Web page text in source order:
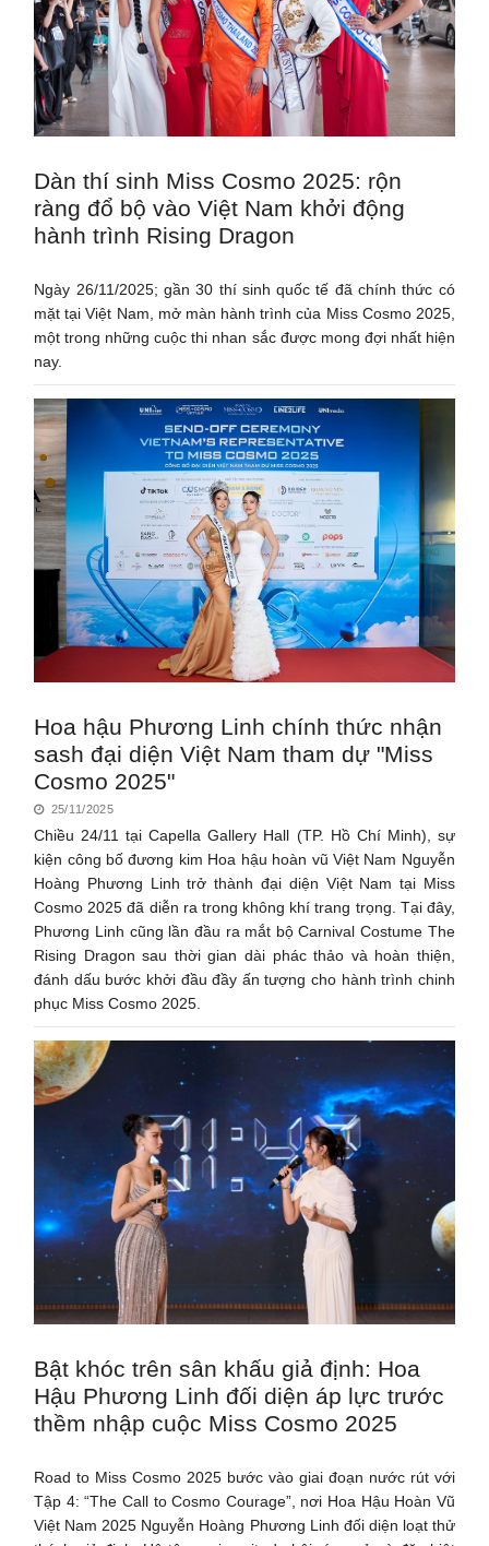
Dàn thí sinh Miss Cosmo 2025: rộn
ràng đổ bộ vào Việt Nam khởi động
hành trình Rising Dragon
Ngày 26/11/2025; gần 30 thí sinh quốc tế đã chính thức có
mặt tại Việt Nam, mở màn hành trình của Miss Cosmo 2025,
một trong những cuộc thi nhan sắc được mong đợi nhất hiện
nay.
Hoa hậu Phương Linh chính thức nhận
sash đại diện Việt Nam tham dự "Miss
Cosmo 2025"
25/11/2025
Chiều 24/11 tại Capella Gallery Hall (TP. Hồ Chí Minh), sự
kiện công bố đương kim Hoa hậu hoàn vũ Việt Nam Nguyễn
Hoàng Phương Linh trở thành đại diện Việt Nam tại Miss
Cosmo 2025 đã diễn ra trong không khí trang trọng. Tại đây,
Phương Linh cũng lần đầu ra mắt bộ Carnival Costume The
Rising Dragon sau thời gian dài phác thảo và hoàn thiện,
đánh dấu bước khởi đầu đầy ấn tượng cho hành trình chinh
phục Miss Cosmo 2025.
Bật khóc trên sân khấu giả định: Hoa
Hậu Phương Linh đối diện áp lực trước
thềm nhập cuộc Miss Cosmo 2025
Road to Miss Cosmo 2025 bước vào giai đoạn nước rút với
Tập 4: “The Call to Cosmo Courage”, nơi Hoa Hậu Hoàn Vũ
Việt Nam 2025 Nguyễn Hoàng Phương Linh đối diện loạt thử